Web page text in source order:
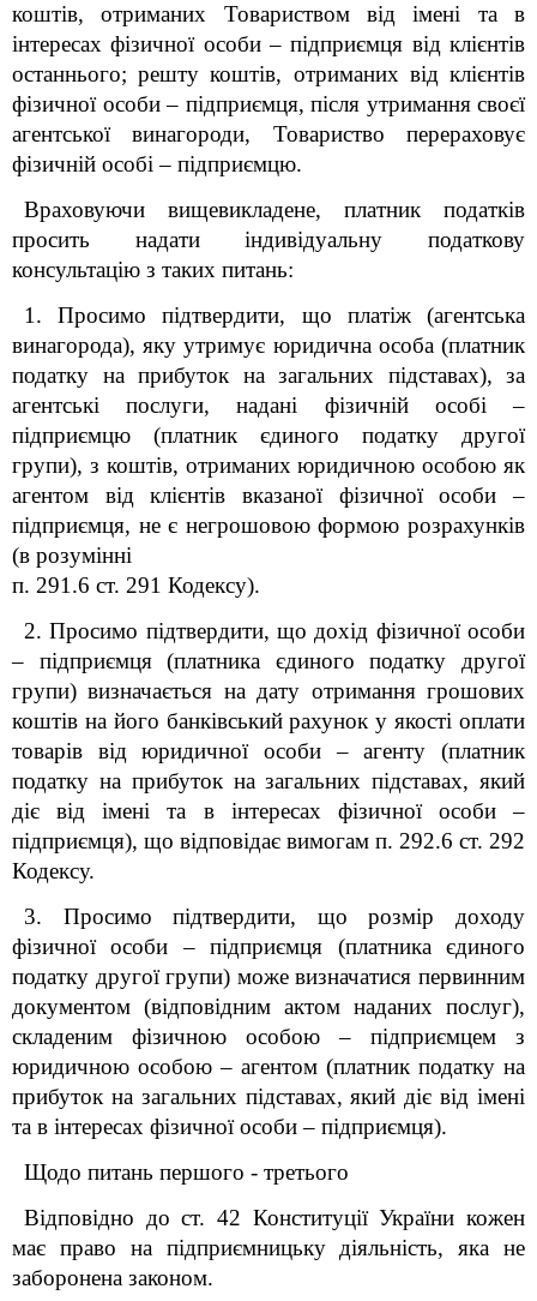
коштів, отриманих Товариством від імені та в
інтересах фізичної особи – підприємця від клієнтів
останнього; решту коштів, отриманих від клієнтів
фізичної особи – підприємця, після утримання своєї
агентської винагороди, Товариство перераховує
фізичній особі – підприємцю.
Враховуючи вищевикладене, платник податків
просить надати індивідуальну податкову
консультацію з таких питань:
1. Просимо підтвердити, що платіж (агентська
винагорода), яку утримує юридична особа (платник
податку на прибуток на загальних підставах), за
агентські послуги, надані фізичній особі –
підприємцю (платник єдиного податку другої
групи), з коштів, отриманих юридичною особою як
агентом від клієнтів вказаної фізичної особи –
підприємця, не є негрошовою формою розрахунків
(в розумінні
п. 291.6 ст. 291 Кодексу).
2. Просимо підтвердити, що дохід фізичної особи
– підприємця (платника єдиного податку другої
групи) визначається на дату отримання грошових
коштів на його банківський рахунок у якості оплати
товарів від юридичної особи – агенту (платник
податку на прибуток на загальних підставах, який
діє від імені та в інтересах фізичної особи –
підприємця), що відповідає вимогам п. 292.6 ст. 292
Кодексу.
3. Просимо підтвердити, що розмір доходу
фізичної особи – підприємця (платника єдиного
податку другої групи) може визначатися первинним
документом (відповідним актом наданих послуг),
складеним фізичною особою – підприємцем з
юридичною особою – агентом (платник податку на
прибуток на загальних підставах, який діє від імені
та в інтересах фізичної особи – підприємця).
Щодо питань першого - третього
Відповідно до ст. 42 Конституції України кожен
має право на підприємницьку діяльність, яка не
заборонена законом.